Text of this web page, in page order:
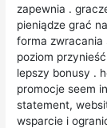
zapewnia .
pieniądze grać
forma zwracania
poziom
lepszy bonusy .
promocje seem
statement,
wsparcie i